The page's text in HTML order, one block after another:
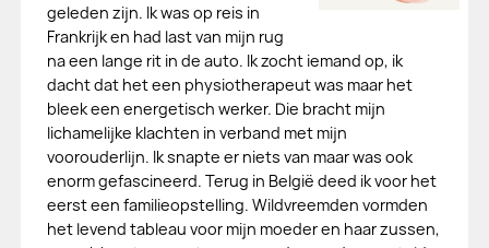
geleden zijn. Ik was op reis in
Frankrijk en had last van mijn rug
na een lange rit in de auto. Ik zocht iemand op, ik
dacht dat het een physiotherapeut was maar het
bleek een energetisch werker. Die bracht mijn
lichamelijke klachten in verband met mijn
voorouderlijn. Ik snapte er niets van maar was ook
enorm gefascineerd. Terug in België deed ik voor het
eerst een familieopstelling. Wildvreemden vormden
het levend tableau voor mijn moeder en haar zussen,